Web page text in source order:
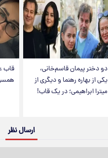
دو دختر پیمان قاسم‌خانی،
یکی از بهاره رهنما و دیگری از
میترا ابراهیمی؛ در یک قاب!
قاب
ارسال نظر